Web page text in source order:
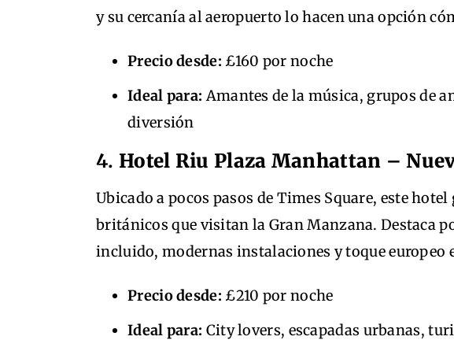
y su cercanía al aeropuerto lo hacen una opción
Precio desde: £160 por noche
Ideal para: Amantes de la música, grupos de
diversión
4. Hotel Riu Plaza Manhattan –
Ubicado a pocos pasos de Times Square, este
británicos que visitan la Gran Manzana. Destaca
incluido, modernas instalaciones y toque europeo
Precio desde: £210 por noche
Ideal para: City lovers, escapadas urbanas,